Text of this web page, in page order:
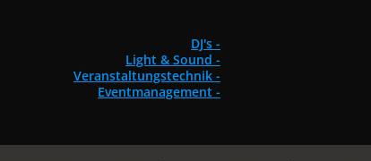
DJ's -
Light & Sound -
Veranstaltungstechnik -
Eventmanagement -